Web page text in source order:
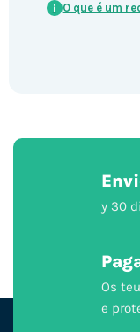
i O que é um
y 30
Os
e